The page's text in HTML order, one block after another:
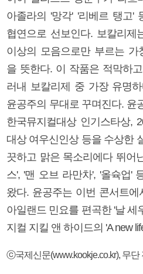
아졸라의 '망각' '리베르 탱고'
협연으로 선보인다. 보칼리
이상의 모음으로만 부르는 가
을 뜻한다. 이 작품은 적막하
러내 보칼리제 중 가장 유명
윤공주의 무대로 꾸며진다. 윤
한국뮤지컬대상 인기스타상,
대상 여우신인상 등을 수상한
끗하고 맑은 목소리에다 뛰어
스', '맨 오브 라만차', '올슉업'
왔다. 윤공주는 이번 콘서트에
아일랜드 민요를 편곡한 '날 세
지컬 지킬 앤 하이드의 'A new
ⓒ국제신문(www.kookje.co.kr), 무단